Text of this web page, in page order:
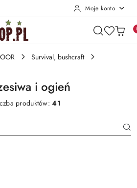
Moje konto
Survival, bushcraft
i ogień
produktów:41